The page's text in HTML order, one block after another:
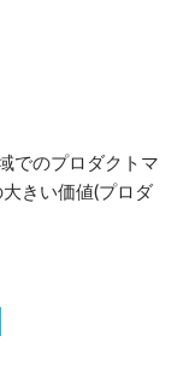
でのプロダクトマ
きい価値(プロダ